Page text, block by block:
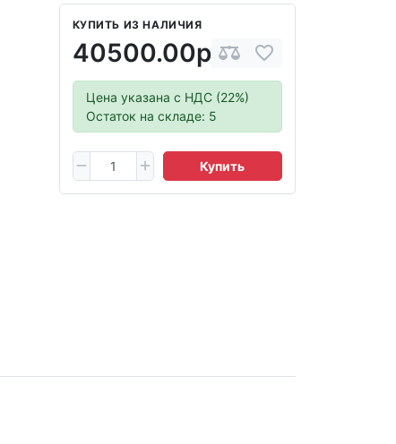
КУПИТЬ ИЗ НАЛИЧИЯ
40500.00руб.
Цена указана с НДС (22%)
Остаток на складе: 5
Купить